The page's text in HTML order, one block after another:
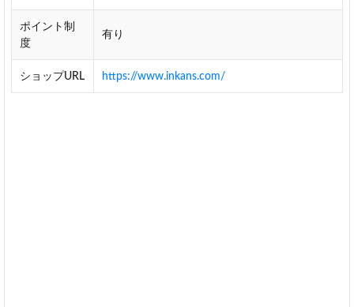
つ
て
を
明
記
ポイント制
度
有り
ショップURL https://www.inkans.com/